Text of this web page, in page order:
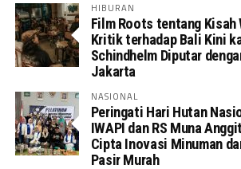
HIBURAN
Film Roots tentang Kisah
Kritik terhadap Bali Kini
Schindhelm Diputar
Jakarta
NASIONAL
Peringati Hari Hutan
IWAPI dan RS Muna
Cipta Inovasi Minuman
Pasir Murah